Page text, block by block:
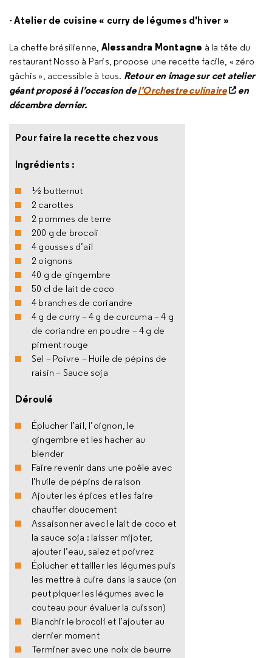
- Atelier de cuisine « curry de légumes d’hiver »
La cheffe brésilienne, Alessandra Montagne à la tête du
restaurant Nosso à Paris, propose une recette facile, « zéro
gâchis », accessible à tous. Retour en image sur cet atelier
géant proposé à l’occasion del’Orchestre culinaire
en
décembre dernier.
Pour faire la recette chez vous
Ingrédients :
½ butternut
2 carottes
2 pommes de terre
200 g de brocoli
4 gousses d’ail
2 oignons
40 g de gingembre
50 cl de lait de coco
4 branches de coriandre
4 g de curry – 4 g de curcuma – 4 g
de coriandre en poudre – 4 g de
piment rouge
Sel – Poivre – Huile de pépins de
raisin – Sauce soja
Déroulé
Éplucher l’ail, l’oignon, le
gingembre et les hacher au
blender
Faire revenir dans une poêle avec
l’huile de pépins de raison
Ajouter les épices et les faire
chauffer doucement
Assaisonner avec le lait de coco et
la sauce soja ; laisser mijoter,
ajouter l’eau, salez et poivrez
Éplucher et tailler les légumes puis
les mettre à cuire dans la sauce (on
peut piquer les légumes avec le
couteau pour évaluer la cuisson)
Blanchir le brocoli et l’ajouter au
dernier moment
Terminer avec une noix de beurre